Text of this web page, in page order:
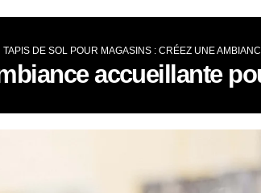
TAPIS DE SOL POUR MAGASINS : CRÉEZ UNE
accueillante